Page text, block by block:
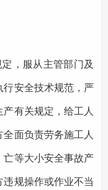
，服从主管部门及
行安全技术规范，严
有关规定，给工人
面负责劳务施工人
亡等大小安全事故产
规操作或作业不当